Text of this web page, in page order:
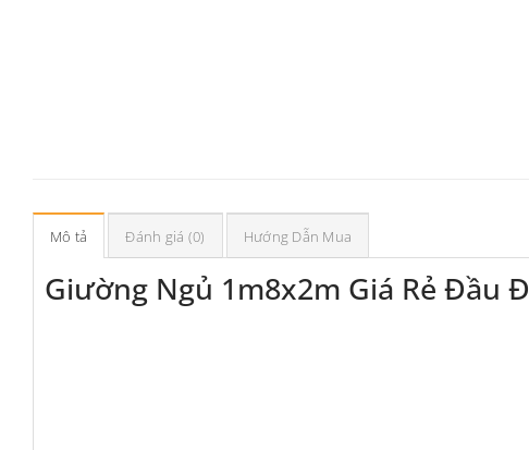
Mô tả Đánh giá (0) Hướng Dẫn Mua
Giường Ngủ 1m8x2m Giá Rẻ Đầu